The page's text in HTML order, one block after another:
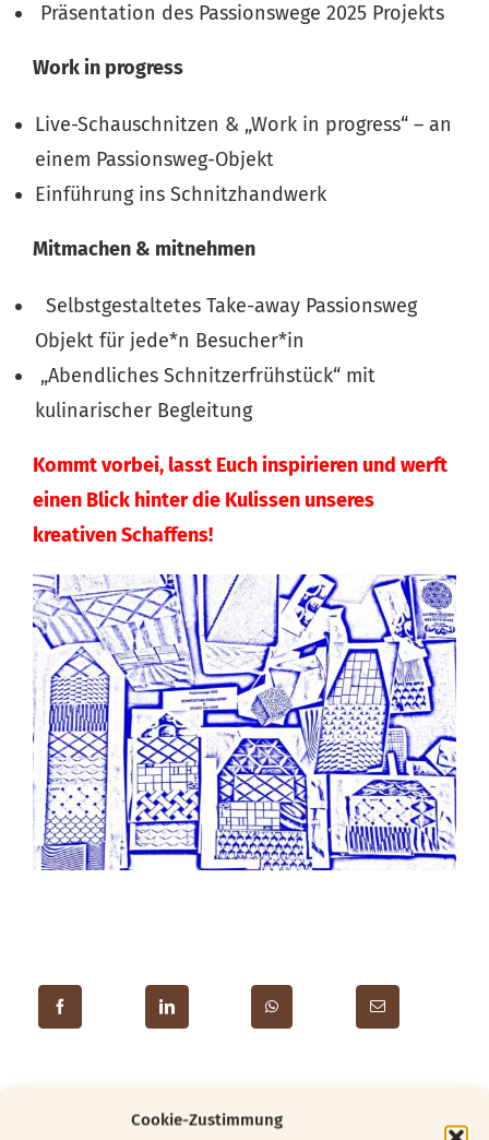
Cookie-Zustimmung
Präsentation des Passionswege 2025 Projekts
Work in progress
Live-Schauschnitzen & „Work in progress“ – an
einem Passionsweg-Objekt
Einführung ins Schnitzhandwerk
Mitmachen & mitnehmen
Selbstgestaltetes Take-away Passionsweg
Objekt für jede*n Besucher*in
„Abendliches Schnitzerfrühstück“ mit
kulinarischer Begleitung
Kommt vorbei, lasst Euch inspirieren und werft
einen Blick hinter die Kulissen unseres
kreativen Schaffens!